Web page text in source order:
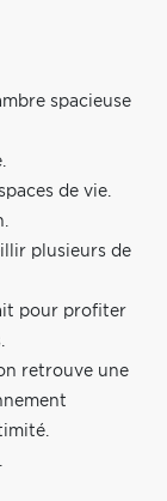
spacieuse
de vie.
plusieurs de
pour profiter
retrouve une